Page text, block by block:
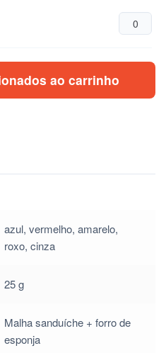
ao carrinho
azul, vermelho, amarelo,
roxo, cinza
25 g
Malha sanduíche + forro de
esponja